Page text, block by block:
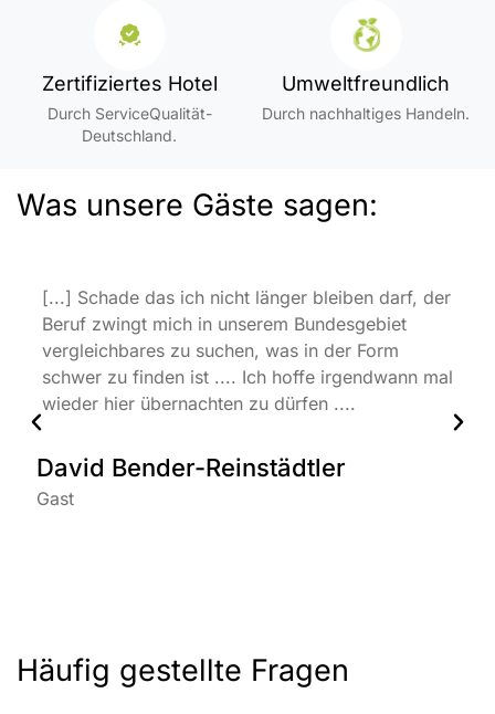
Zertifiziertes Hotel
Durch ServiceQualität-
Deutschland.
Umweltfreundlich
Durch nachhaltiges Handeln.
Was unsere Gäste sagen:
[...] Schade das ich nicht länger bleiben darf, der
Beruf zwingt mich in unserem Bundesgebiet
vergleichbares zu suchen, was in der Form
schwer zu finden ist .... Ich hoffe irgendwann mal
wieder hier übernachten zu dürfen ....
David Bender-Reinstädtler
Gast
Häufig gestellte Fragen